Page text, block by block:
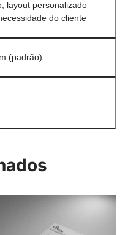
layout personalizado
do cliente
(padrão)